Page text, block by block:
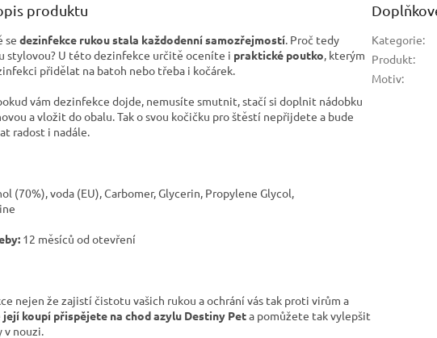
produktu
se dezinfekce rukou stala každodenní samozřejmostí . Proč tedy
stylovou? U této dezinfekce určitě oceníte i praktické poutko , kterým
přidělat na batoh nebo třeba i kočárek.
vám dezinfekce dojde, nemusíte smutnit, stačí si doplnit nádobku
a vložit do obalu. Tak o svou kočičku pro štěstí nepřijdete a bude
radost i nadále.
(70%), voda (EU), Carbomer, Glycerin, Propylene Glycol,
12 měsíců od otevření
nejen že zajistí čistotu vašich rukou a ochrání vás tak proti virům a
její koupí přispějete na chod azylu Destiny Peta pomůžete tak vylepšit
nouzi.
Kategorie:
Produkt:
Motiv: